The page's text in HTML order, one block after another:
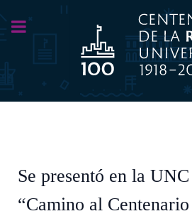
Se presentó en la
“Camino al